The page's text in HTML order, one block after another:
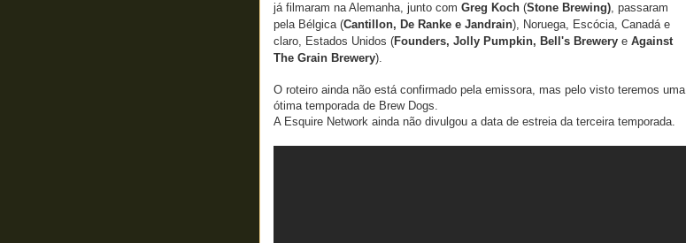
já filmaram na Alemanha, junto com Greg Koch (Stone Brewing), passaram
pela Bélgica (Cantillon, De Ranke e Jandrain), Noruega, Escócia, Canadá e
claro, Estados Unidos (Founders, Jolly Pumpkin, Bell's Brewery e Against
The Grain Brewery).
O roteiro ainda não está confirmado pela emissora, mas pelo visto teremos uma
ótima temporada de Brew Dogs.
A Esquire Network ainda não divulgou a data de estreia da terceira temporada.